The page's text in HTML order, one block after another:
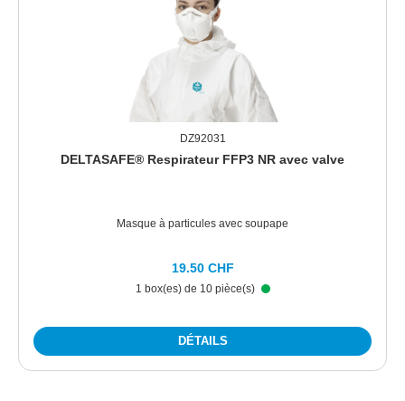
DZ92031
DELTASAFE® Respirateur FFP3 NR avec valve
Masque à particules avec soupape
1 box(es) de 10 pièce(s)
19.50 CHF
DÉTAILS